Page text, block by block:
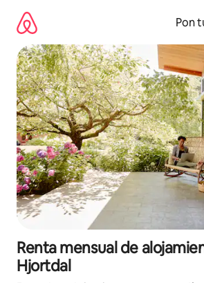
contenido
Pon
Renta mensual de
Hjortdal